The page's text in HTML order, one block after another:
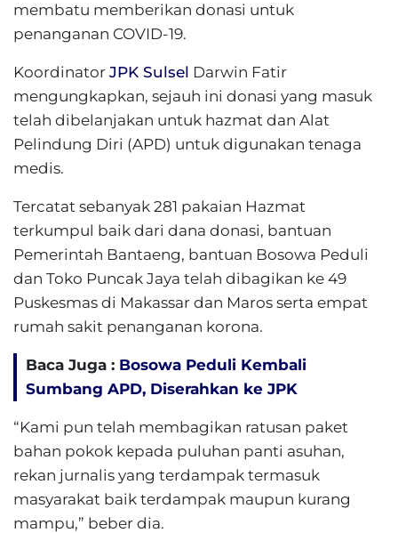
membatu memberikan donasi untuk
penanganan COVID-19.
Koordinator JPK Sulsel Darwin Fatir
mengungkapkan, sejauh ini donasi yang masuk
telah dibelanjakan untuk hazmat dan Alat
Pelindung Diri (APD) untuk digunakan tenaga
medis.
Tercatat sebanyak 281 pakaian Hazmat
terkumpul baik dari dana donasi, bantuan
Pemerintah Bantaeng, bantuan Bosowa Peduli
dan Toko Puncak Jaya telah dibagikan ke 49
Puskesmas di Makassar dan Maros serta empat
rumah sakit penanganan korona.
Baca Juga : Bosowa Peduli Kembali
Sumbang APD, Diserahkan ke JPK
“Kami pun telah membagikan ratusan paket
bahan pokok kepada puluhan panti asuhan,
rekan jurnalis yang terdampak termasuk
masyarakat baik terdampak maupun kurang
mampu,” beber dia.